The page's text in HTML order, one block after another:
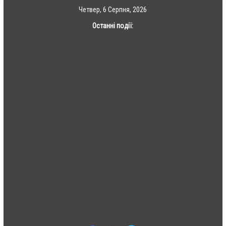
Четвер, 6 Серпня, 2026
Останні події: